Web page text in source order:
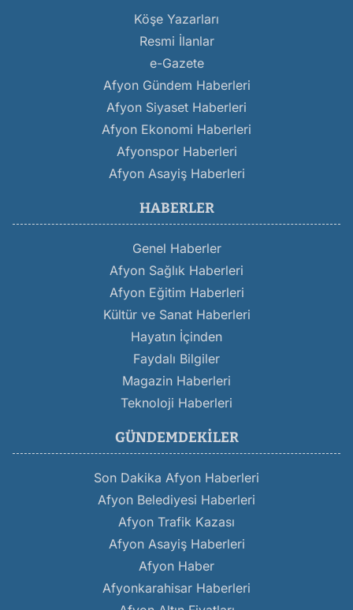
Köşe Yazarları
Resmi İlanlar
e-Gazete
Afyon Gündem Haberleri
Afyon Siyaset Haberleri
Afyon Ekonomi Haberleri
Afyonspor Haberleri
Afyon Asayiş Haberleri
HABERLER
Genel Haberler
Afyon Sağlık Haberleri
Afyon Eğitim Haberleri
Kültür ve Sanat Haberleri
Hayatın İçinden
Faydalı Bilgiler
Magazin Haberleri
Teknoloji Haberleri
GÜNDEMDEKILER
Son Dakika Afyon Haberleri
Afyon Belediyesi Haberleri
Afyon Trafik Kazası
Afyon Asayiş Haberleri
Afyon Haber
Afyonkarahisar Haberleri